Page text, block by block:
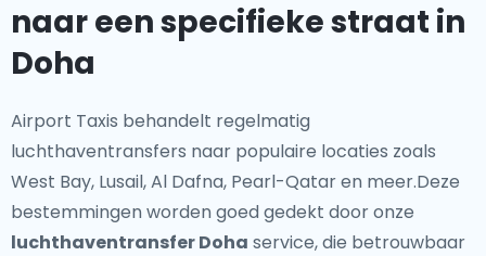
naar een specifieke straat in
Doha
Airport Taxis behandelt regelmatig
luchthaventransfers naar populaire locaties zoals
West Bay, Lusail, Al Dafna, Pearl-Qatar en meer.Deze
bestemmingen worden goed gedekt door onze
luchthaventransfer Doha service, die betrouwbaar